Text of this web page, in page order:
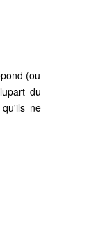
(ou
du
ne